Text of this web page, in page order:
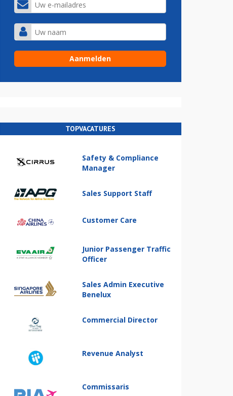
TOPVACATURES
Safety & Compliance
Manager
Sales Support Staff
Customer Care
Junior Passenger Traffic
Officer
Sales Admin Executive
Benelux
Commercial Director
Revenue Analyst
Commissaris